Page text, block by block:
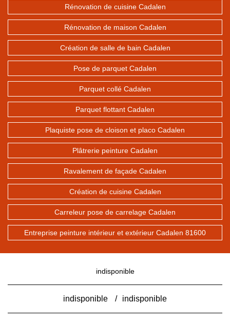
Rénovation de cuisine Cadalen
Rénovation de maison Cadalen
Création de salle de bain Cadalen
Pose de parquet Cadalen
Parquet collé Cadalen
Parquet flottant Cadalen
Plaquiste pose de cloison et placo Cadalen
Plâtrerie peinture Cadalen
Ravalement de façade Cadalen
Création de cuisine Cadalen
Carreleur pose de carrelage Cadalen
Entreprise peinture intérieur et extérieur Cadalen 81600
indisponible
indisponible / indisponible